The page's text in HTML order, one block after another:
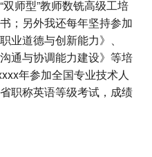
师型”教师数铣高级工培
；另外我还每年坚持参加
业道德与创新能力》、
通与协调能力建设》等培
年参加全国专业技术人
职称英语等级考试，成绩